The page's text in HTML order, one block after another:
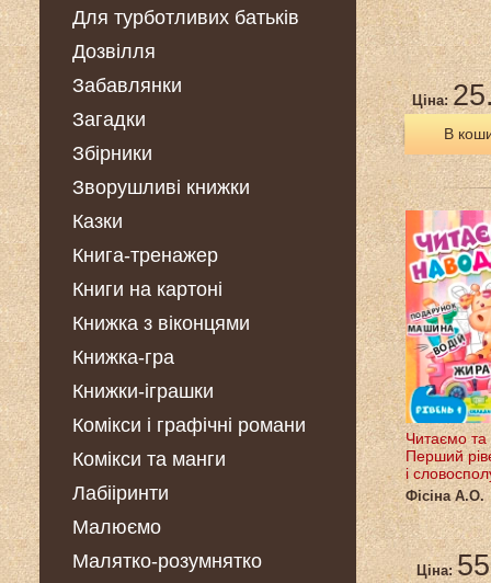
Для турботливих батьків
Дозвілля
Забавлянки
Загадки
Збірники
Зворушливі книжки
Казки
Книга-тренажер
Книги на картоні
Книжка з віконцями
Книжка-гра
Книжки-іграшки
Комікси і графічні романи
Комікси та манги
Лабііринти
Малюємо
Малятко-розумнятко
Ціна:
В
Читаємо
Перший
і
Фісіна А.О.
Ціна: